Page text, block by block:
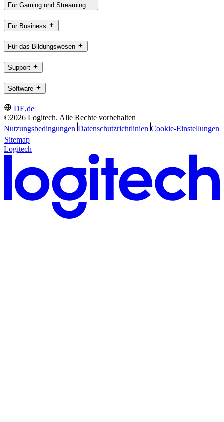
Für Gaming und Streaming
Für Business
Für das Bildungswesen
Support
Software
DE,de
©2026 Logitech. Alle Rechte vorbehalten
Nutzungsbedingungen Datenschutzrichtlinien Cookie-Einstellungen
Sitemap
Logitech